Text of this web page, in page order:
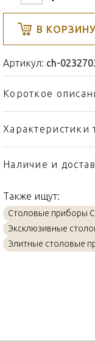
В КОРЗИНУ
Артикул: ch-
Короткое
Характеристики
Тип товара
Бренд
Страна
Материал
Объем / Размер
Наличие и
Также ищут:
Столовые приборы
Эксклюзивные
Элитные столовые